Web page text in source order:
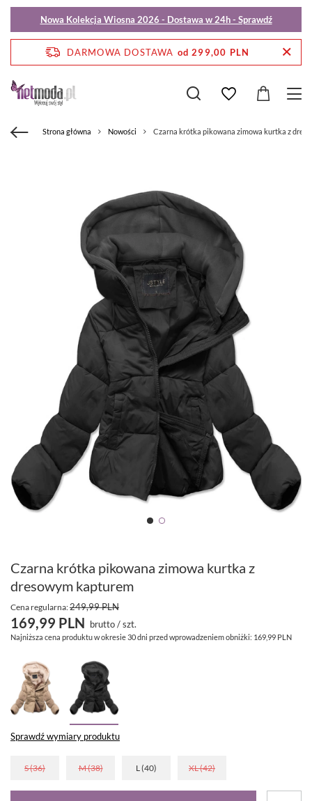
Nowa Kolekcja Wiosna 2026 - Dostawa w 24h - Sprawdź
DARMOWA DOSTAWA od 299,00 PLN
Strona główna Nowości Czarna krótka pikowana zimowa kurtka z
Czarna krótka pikowana zimowa kurtka z
dresowym kapturem
Cena regularna:249,99 PLN
169,99 PLN brutto/szt.
Najniższa cena produktu w okresie 30 dni przed wprowadzeniem obniżki: 169,99 PLN
Sprawdź wymiary produktu
S (36) M (38) L (40) XL (42)